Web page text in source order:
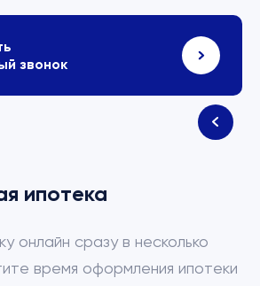
звонок
ипотека
онлайн сразу в несколько
время оформления ипотеки